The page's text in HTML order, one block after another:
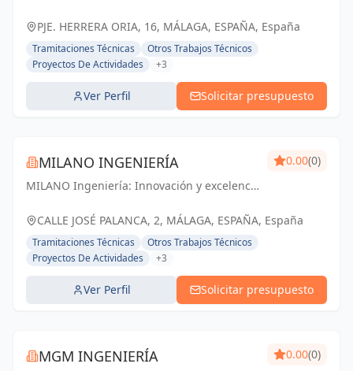
Málaga y toda Andalucía.
PJE. HERRERA ORIA, 16, MÁLAGA, ESPAÑA, España
Tramitaciones Técnicas
Otros Trabajos Técnicos
Proyectos De Actividades
+3
Ver Perfil Solicitar presupuesto
MILANO INGENIERÍA
MILANO Ingeniería: Innovación y excelencia
sostenible en Málaga y Andalucía.
0.00(0)
CALLE JOSÉ PALANCA, 2, MÁLAGA, ESPAÑA, España
Tramitaciones Técnicas
Otros Trabajos Técnicos
Proyectos De Actividades
+3
Ver Perfil Solicitar presupuesto
MGM INGENIERÍA 0.00(0)